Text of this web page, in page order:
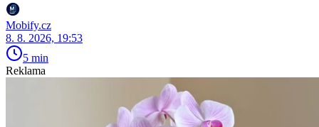
Mobify.cz
8. 8. 2026, 19:53
5 min
Reklama